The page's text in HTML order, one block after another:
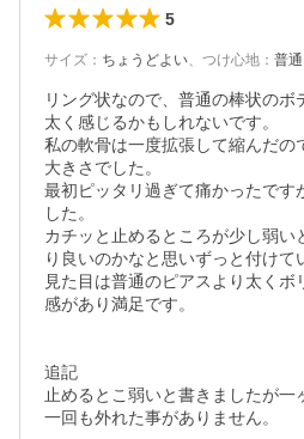
5
サイズ ： ちょうどよい、 つけ心地 ： 普通
リング状なので、普通の棒状のボ
太く感じるかもしれないです。
私の軟骨は一度拡張して縮んだの
大きさでした。
最初ピッタリ過ぎて痛かったです
した。
カチッと止めるところが少し弱い
り良いのかなと思いずっと付けて
見た目は普通のピアスより太く
感があり満足です。
追記
止めるとこ弱いと書きましたが一
一回も外れた事がありません。